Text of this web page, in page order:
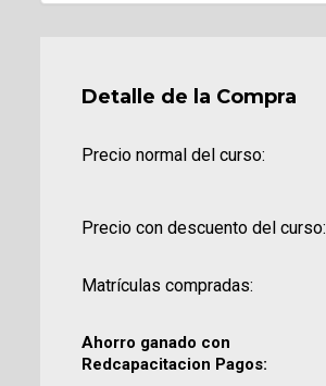
Detalle de la Compra
Precio normal del curso:
Precio con descuento del curso:
Matrículas compradas:
Ahorro ganado con
Redcapacitacion Pagos: